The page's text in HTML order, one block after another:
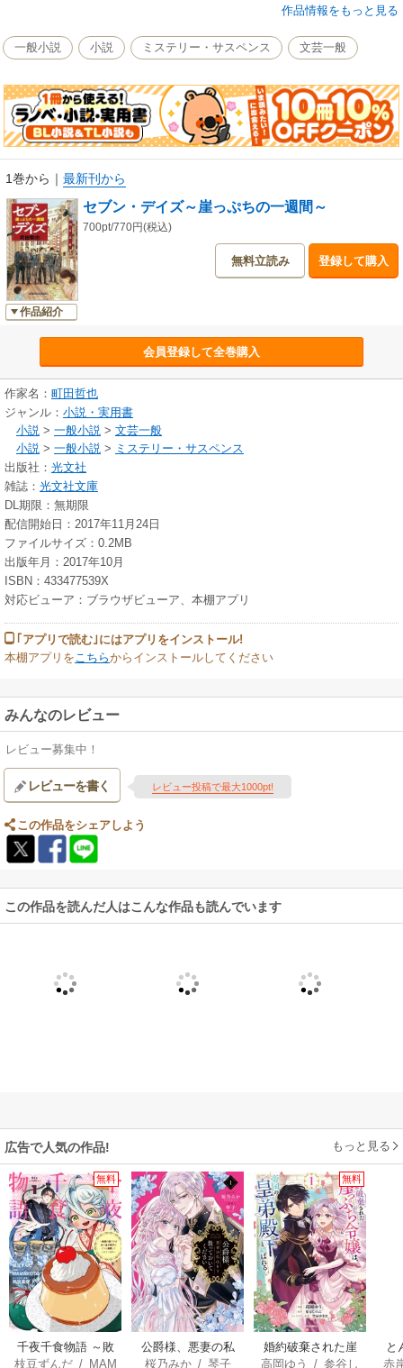
役証券マンにして、二児の父である著者が描く、リアルお仕事小説！
作品情報をもっと見る
一般小説 小説 ミステリー・サスペンス 文芸一般
1巻から ｜ 最新刊から
作品紹介
セブン・デイズ～崖っぷちの一週間～
700pt/770円(税込)
無料立読み 登録して購入
会員登録して全巻購入
作家名： 町田哲也
ジャンル： 小説・実用書
小説 > 一般小説 > 文芸一般
小説 > 一般小説 > ミステリー・サスペンス
出版社： 光文社
雑誌： 光文社文庫
DL期限：無期限
配信開始日：2017年11月24日
ファイルサイズ：0.2MB
出版年月：2017年10月
ISBN：433477539X
対応ビューア：ブラウザビューア、本棚アプリ
｢アプリで読む｣にはアプリをインストール!
本棚アプリを こちらからインストールしてください
みんなのレビュー
レビュー募集中！
レビューを書く レビュー投稿で最大1000pt!
この作品をシェアしよう
この作品を読んだ人はこんな作品も読んでいます
広告で人気の作品! もっと見る
無料
千夜千食物語 ～敗
国の姫ですが氷の
枝豆ずんだ/ MAM
公爵様、悪妻の私
はもう放っておい
桜乃みか/ 琴子
無料
婚約破棄された崖
っぷち令嬢は、帝
高岡ゆう /参谷し
と
赤